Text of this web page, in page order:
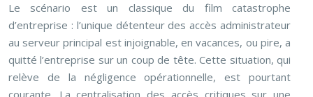
Le scénario est un classique du film catastrophe
d’entreprise : l’unique détenteur des accès administrateur
au serveur principal est injoignable, en vacances, ou pire, a
quitté l’entreprise sur un coup de tête. Cette situation, qui
relève de la négligence opérationnelle, est pourtant